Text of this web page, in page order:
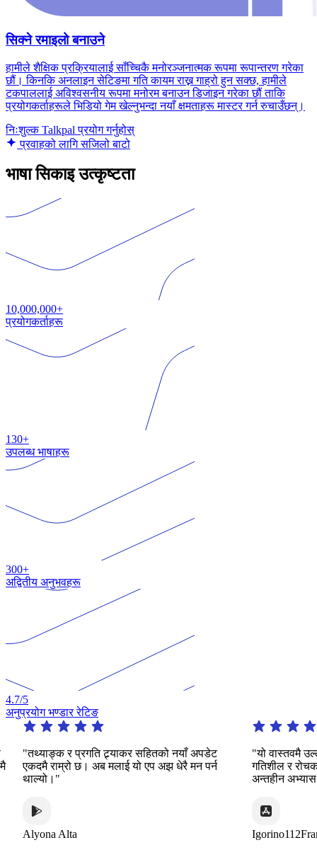
सिक्ने रमाइलो बनाउने
हामीले शैक्षिक प्रक्रियालाई साँच्चिकै मनोरञ्जनात्मक रूपमा रूपान्तरण गरेका
छौं। किनकि अनलाइन सेटिङमा गति कायम राख्न गाह्रो हुन सक्छ, हामीले
टकपाललाई अविश्वसनीय रूपमा मनोरम बनाउन डिजाइन गरेका छौं ताकि
प्रयोगकर्ताहरूले भिडियो गेम खेल्नुभन्दा नयाँ क्षमताहरू मास्टर गर्न रुचाउँछन्।
निःशुल्क Talkpal प्रयोग गर्नुहोस्
प्रवाहको लागि सजिलो बाटो
भाषा सिकाइ उत्कृष्टता
10,000,000+
प्रयोगकर्ताहरू
130+
उपलब्ध भाषाहरू
300+
अद्वितीय अनुभवहरू
4.7/5
अनुप्रयोग भण्डार रेटिङ
र प्रगति ट्र्याकर सहितको नयाँ अपडेट
राम्रो छ। अब मलाई यो एप अझ धेरै मन पर्न
Alta
"यो वास्तवमै
गतिशील र रोचक
अन्तहीन अभ्यास प्रदान
Igorino112France